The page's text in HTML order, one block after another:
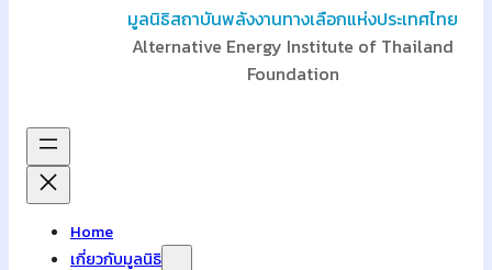
มูลนิธิสถาบันพลังงานทางเลือกแห่งประเทศไทย
Alternative Energy Institute of Thailand
Foundation
Home
เกี่ยวกับมูลนิธิ